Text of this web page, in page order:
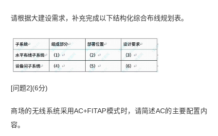
请根据大建设需求，补充完成以下结构化综合布线规划表。
[问题2](6分)
商场的无线系统采用AC+FITAP模式时，请简述AC的主要配置内
容。